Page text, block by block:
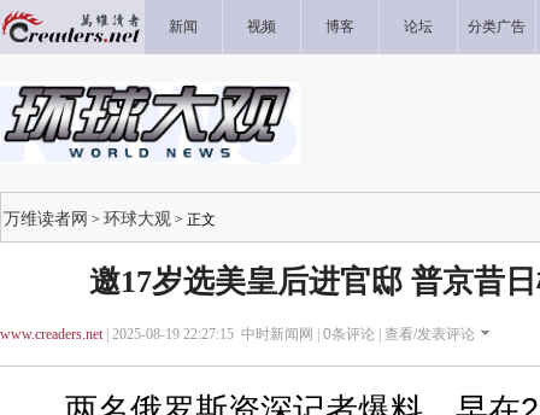
新闻 视频 博客 论坛 分类广告
万维读者网 > 环球大观 > 正文
邀17岁选美皇后进官邸 普京昔
www.creaders.net| 2025-08-19 22:27:15 中时新闻网 | 0条评论 | 查看/发表评论